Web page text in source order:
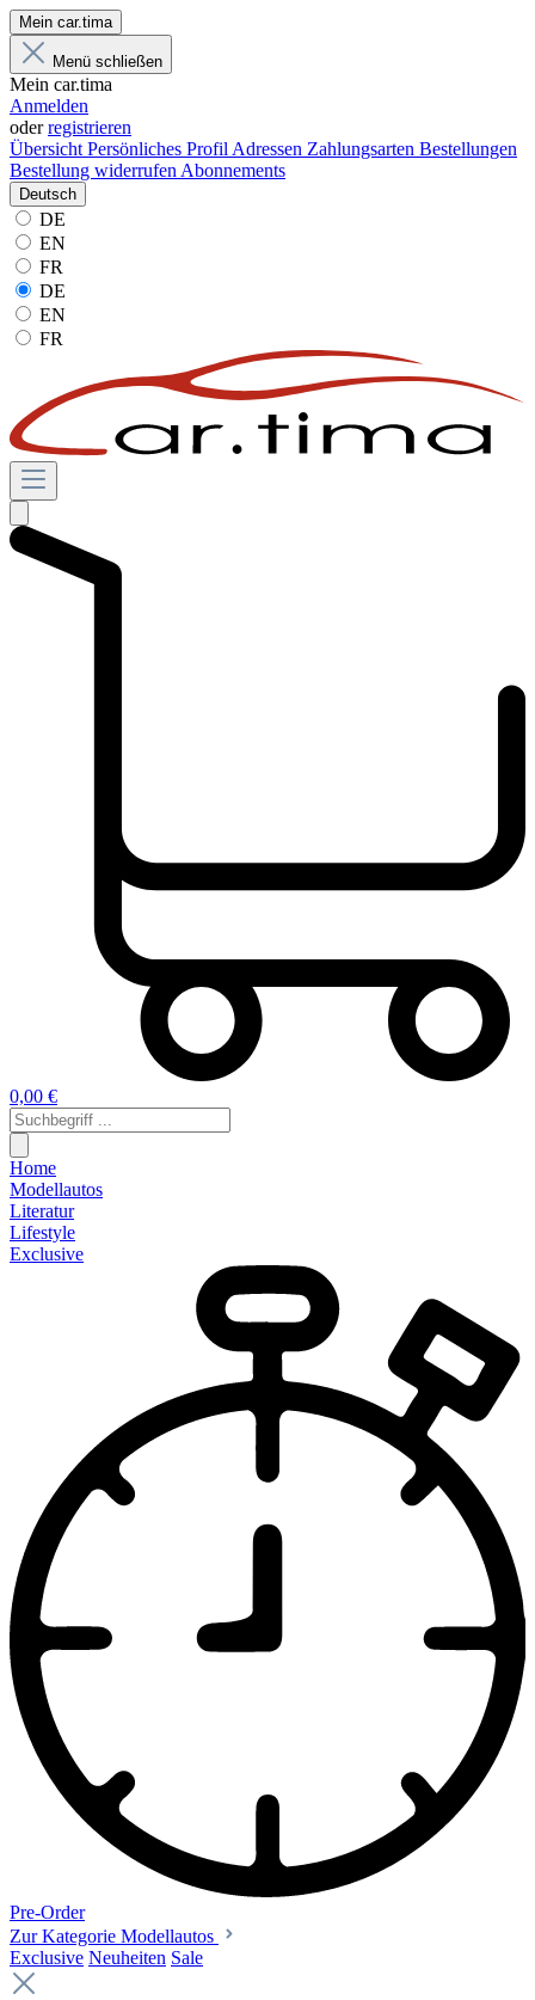
Mein car.tima
Menü schließen
Mein car.tima
Anmelden
oderregistrieren
Übersicht Persönliches Profil Adressen Zahlungsarten Bestellungen
Bestellung widerrufen Abonnements
Deutsch
DE
EN
FR
DE
EN
FR
0,00 €
Home
Modellautos
Literatur
Lifestyle
Exclusive
Pre-Order
Zur Kategorie Modellautos
Exclusive Neuheiten Sale